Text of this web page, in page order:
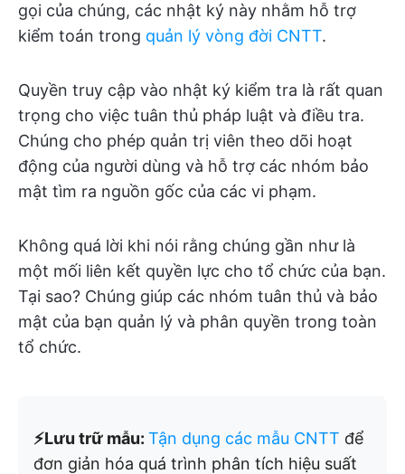
gọi của chúng, các nhật ký này nhằm hỗ trợ
kiểm toán trong quản lý vòng đời CNTT.
Quyền truy cập vào nhật ký kiểm tra là rất quan
trọng cho việc tuân thủ pháp luật và điều tra.
Chúng cho phép quản trị viên theo dõi hoạt
động của người dùng và hỗ trợ các nhóm bảo
mật tìm ra nguồn gốc của các vi phạm.
Không quá lời khi nói rằng chúng gần như là
một mối liên kết quyền lực cho tổ chức của bạn.
Tại sao? Chúng giúp các nhóm tuân thủ và bảo
mật của bạn quản lý và phân quyền trong toàn
tổ chức.
⚡️Lưu trữ mẫu: Tận dụng các mẫu CNTT để
đơn giản hóa quá trình phân tích hiệu suất